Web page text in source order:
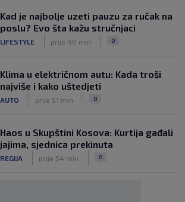
Kad je najbolje uzeti pauzu za ručak na
poslu? Evo šta kažu stručnjaci
LIFESTYLE prije 48 min 0
Klima u električnom autu: Kada troši
najviše i kako uštedjeti
AUTO prije 51 min 0
Haos u Skupštini Kosova: Kurtija gađali
jajima, sjednica prekinuta
REGIJA prije 54 min 0